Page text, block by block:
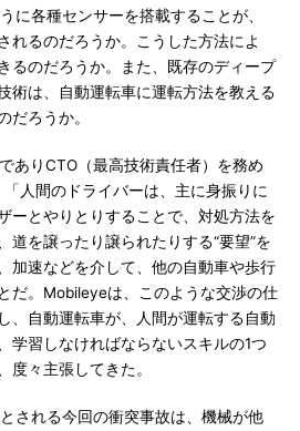
に各種センサーを搭載することが、
れるのだろうか。こうした方法によ
るのだろうか。また、既存のディープ
術は、自動運転車に運転方法を教える
だろうか。
ありCTO（最高技術責任者）を務め
人間のドライバーは、主に身振りに
ーとやりとりすることで、対処方法を
道を譲ったり譲られたりする“要望”を
加速などを介して、他の自動車や歩行
だ。Mobileyeは、このような交渉の仕
、自動運転車が、人間が運転する自動
学習しなければならないスキルの1つ
度々主張してきた。
される今回の衝突事故は、機械が他